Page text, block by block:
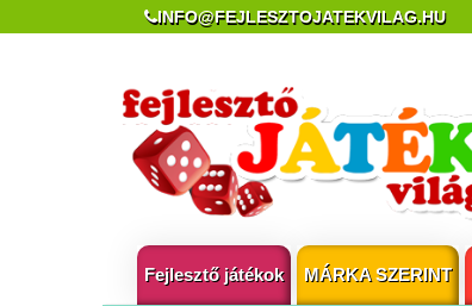
INFO@FEJLESZTOJATEKVILAG.HU
Fejlesztő játékok MÁRKA SZERINT